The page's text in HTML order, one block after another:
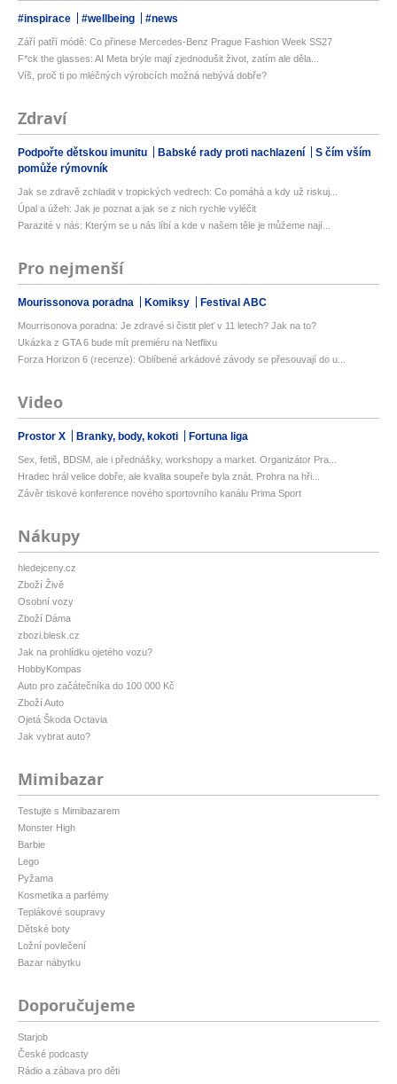
#inspirace #wellbeing #news
Září patří módě: Co přinese Mercedes-Benz Prague Fashion Week SS27
F*ck the glasses: AI Meta brýle mají zjednodušit život, zatím ale děla...
Víš, proč ti po mléčných výrobcích možná nebývá dobře?
Zdraví
Podpořte dětskou imunitu Babské rady proti nachlazení
S čím vším
pomůže rýmovník
Jak se zdravě zchladit v tropických vedrech: Co pomáhá a kdy už riskuj...
Úpal a úžeh: Jak je poznat a jak se z nich rychle vyléčit
Parazité v nás: Kterým se u nás líbí a kde v našem těle je můžeme nají...
Pro nejmenší
Mourissonova poradna Komiksy Festival ABC
Mourrisonova poradna: Je zdravé si čistit pleť v 11 letech? Jak na to?
Ukázka z GTA 6 bude mít premiéru na Netflixu
Forza Horizon 6 (recenze): Oblíbené arkádové závody se přesouvají do u...
Video
Prostor X Branky, body, kokoti Fortuna liga
Sex, fetiš, BDSM, ale i přednášky, workshopy a market. Organizátor Pra...
Hradec hrál velice dobře, ale kvalita soupeře byla znát. Prohra na hři...
Závěr tiskové konference nového sportovního kanálu Prima Sport
Nákupy
hledejceny.cz
Zboží Živě
Osobní vozy
Zboží Dáma
zbozi.blesk.cz
Jak na prohlídku ojetého vozu?
HobbyKompas
Auto pro začátečníka do 100 000 Kč
Zboží Auto
Ojetá Škoda Octavia
Jak vybrat auto?
Mimibazar
Testujte s Mimibazarem
Monster High
Barbie
Lego
Pyžama
Kosmetika a parfémy
Teplákové soupravy
Dětské boty
Ložní povlečení
Bazar nábytku
Doporučujeme
Starjob
České podcasty
Rádio a zábava pro děti